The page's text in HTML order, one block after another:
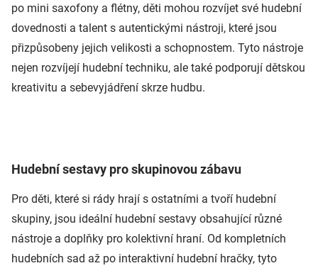
po mini saxofony a flétny, děti mohou rozvíjet své hudební
dovednosti a talent s autentickými nástroji, které jsou
přizpůsobeny jejich velikosti a schopnostem. Tyto nástroje
nejen rozvíjejí hudební techniku, ale také podporují dětskou
kreativitu a sebevyjádření skrze hudbu.
Hudební sestavy pro skupinovou zábavu
Pro děti, které si rády hrají s ostatními a tvoří hudební
skupiny, jsou ideální hudební sestavy obsahující různé
nástroje a doplňky pro kolektivní hraní. Od kompletních
hudebních sad až po interaktivní hudební hračky, tyto